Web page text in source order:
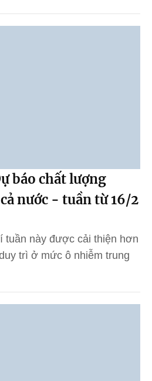
báo chất lượng
nước - tuần từ 16/2
tuần này được cải thiện hơn
trì ở mức ô nhiễm trung